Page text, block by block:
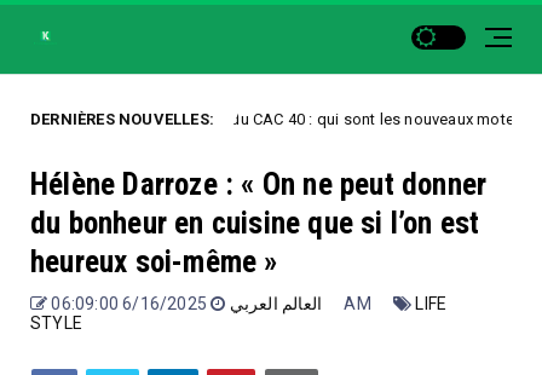
DERNIÈRES NOUVELLES:
Record du CAC 40 : qui sont les nouveaux moteurs de la
Hélène Darroze : « On ne peut donner
du bonheur en cuisine que si l’on est
heureux soi-même »
العالم العربي 6/16/2025 06:09:00 AM
LIFE
STYLE